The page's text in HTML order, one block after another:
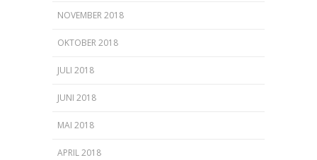
NOVEMBER 2018
OKTOBER 2018
JULI 2018
JUNI 2018
MAI 2018
APRIL 2018